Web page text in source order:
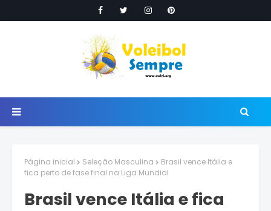
Página inicial Seleção Masculina
Brasil vence Itália e
fica perto de fase final na Liga Mundial
Brasil vence Itália e fica